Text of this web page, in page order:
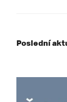
Poslední